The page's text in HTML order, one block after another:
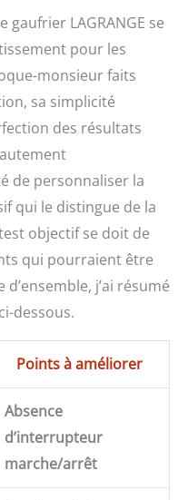
LAGRANGE se
pour les
monsieur faits
sa simplicité
des résultats
de personnaliser la
qui le distingue de la
objectif se doit de
qui pourraient être
j’ai résumé
dessous.
Points à améliorer
Absence
d’interrupteur
marche/arrêt